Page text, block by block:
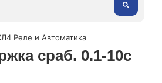
Реле и Автоматика
сраб. 0.1-10с